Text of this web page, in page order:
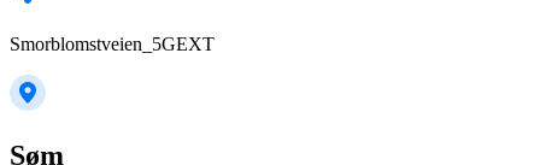
Smorblomstveien_5GEXT
Søm